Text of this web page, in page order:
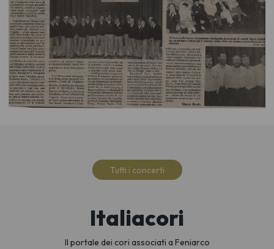
Tutti i concerti
Italiacori
Il portale dei cori associati a Feniarco